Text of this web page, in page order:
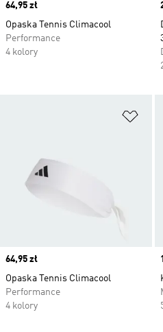
Price
64,95 zł
Opaska Tennis Climacool
Performance
4 kolory
Price
64,95 zł
Opaska Tennis Climacool
Performance
4 kolory